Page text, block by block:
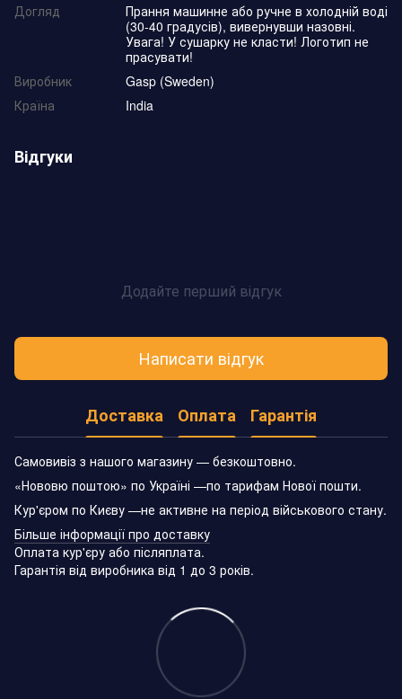
Догляд
Прання машинне або ручне в холодній воді
(30-40 градусів), вивернувши назовні.
Увага! У сушарку не класти! Логотип не
прасувати!
Виробник
Gasp (Sweden)
Країна
India
Відгуки
Додайте перший відгук
Написати відгук
Доставка Оплата Гарантія
Самовивіз з нашого магазину — безкоштовно.
«Нововю поштою» по Україні —по тарифам Нової пошти.
Кур'єром по Києву —не активне на період військового стану.
Більше інформації про доставку
Оплата кур'єру або післяплата.
Гарантія від виробника від 1 до 3 років.